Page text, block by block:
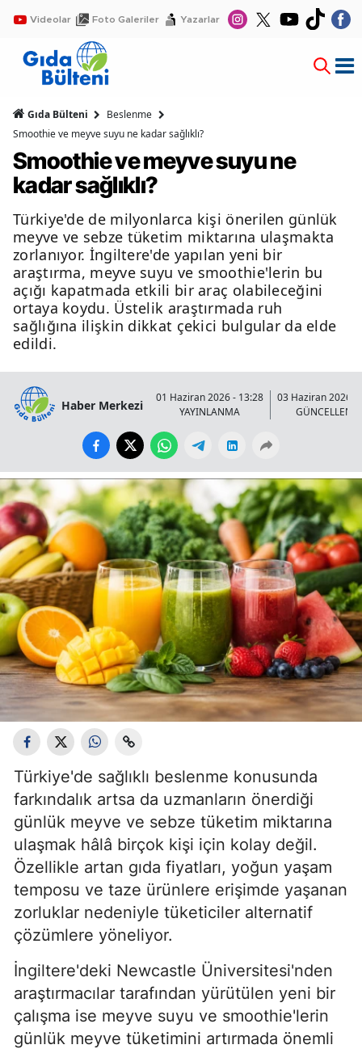
Videolar Foto Galeriler Yazarlar
Gıda Bülteni
Beslenme
Smoothie ve meyve suyu ne kadar sağlıklı?
Smoothie ve meyve suyu ne
kadar sağlıklı?
Türkiye'de de milyonlarca kişi önerilen günlük
meyve ve sebze tüketim miktarına ulaşmakta
zorlanıyor. İngiltere'de yapılan yeni bir
araştırma, meyve suyu ve smoothie'lerin bu
açığı kapatmada etkili bir araç olabileceğini
ortaya koydu. Üstelik araştırmada ruh
sağlığına ilişkin dikkat çekici bulgular da elde
edildi.
Haber Merkezi
01 Haziran 2026 - 13:28
YAYINLANMA
03 Haziran 2026 -
Türkiye'de sağlıklı beslenme konusunda
farkındalık artsa da uzmanların önerdiği
günlük meyve ve sebze tüketim miktarına
ulaşmak hâlâ birçok kişi için kolay değil.
Özellikle artan gıda fiyatları, yoğun yaşam
temposu ve taze ürünlere erişimde yaşanan
zorluklar nedeniyle tüketiciler alternatif
çözümlere yöneliyor.
İngiltere'deki Newcastle Üniversitesi'nden
araştırmacılar tarafından yürütülen yeni bir
çalışma ise meyve suyu ve smoothie'lerin
günlük meyve tüketimini artırmada önemli